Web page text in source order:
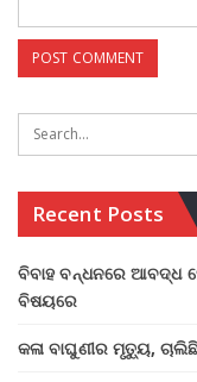
Recent Posts
ବିବାହ ବନ୍ଧନରେ ଆବଦ୍ଧ
ବିଷୟରେ
କଳା ବାଘୁଣୀର ମୃତ୍ୟୁ,